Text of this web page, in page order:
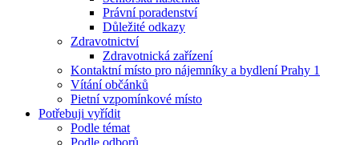
Právní poradenství
Důležité odkazy
Zdravotnictví
Zdravotnická zařízení
Kontaktní místo pro nájemníky a bydlení Prahy 1
Vítání občánků
Pietní vzpomínkové místo
Potřebuji vyřídit
Podle témat